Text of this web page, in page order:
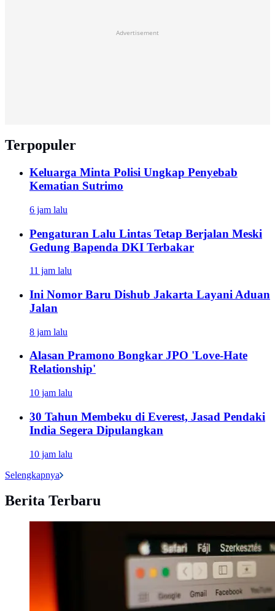
Advertisement
Terpopuler
Keluarga Minta Polisi Ungkap Penyebab
Kematian Sutrimo
6 jam lalu
Pengaturan Lalu Lintas Tetap Berjalan Meski
Gedung Bapenda DKI Terbakar
11 jam lalu
Ini Nomor Baru Dishub Jakarta Layani Aduan
Jalan
8 jam lalu
Alasan Pramono Bongkar JPO 'Love-Hate
Relationship'
10 jam lalu
30 Tahun Membeku di Everest, Jasad Pendaki
India Segera Dipulangkan
10 jam lalu
Selengkapnya
Berita Terbaru